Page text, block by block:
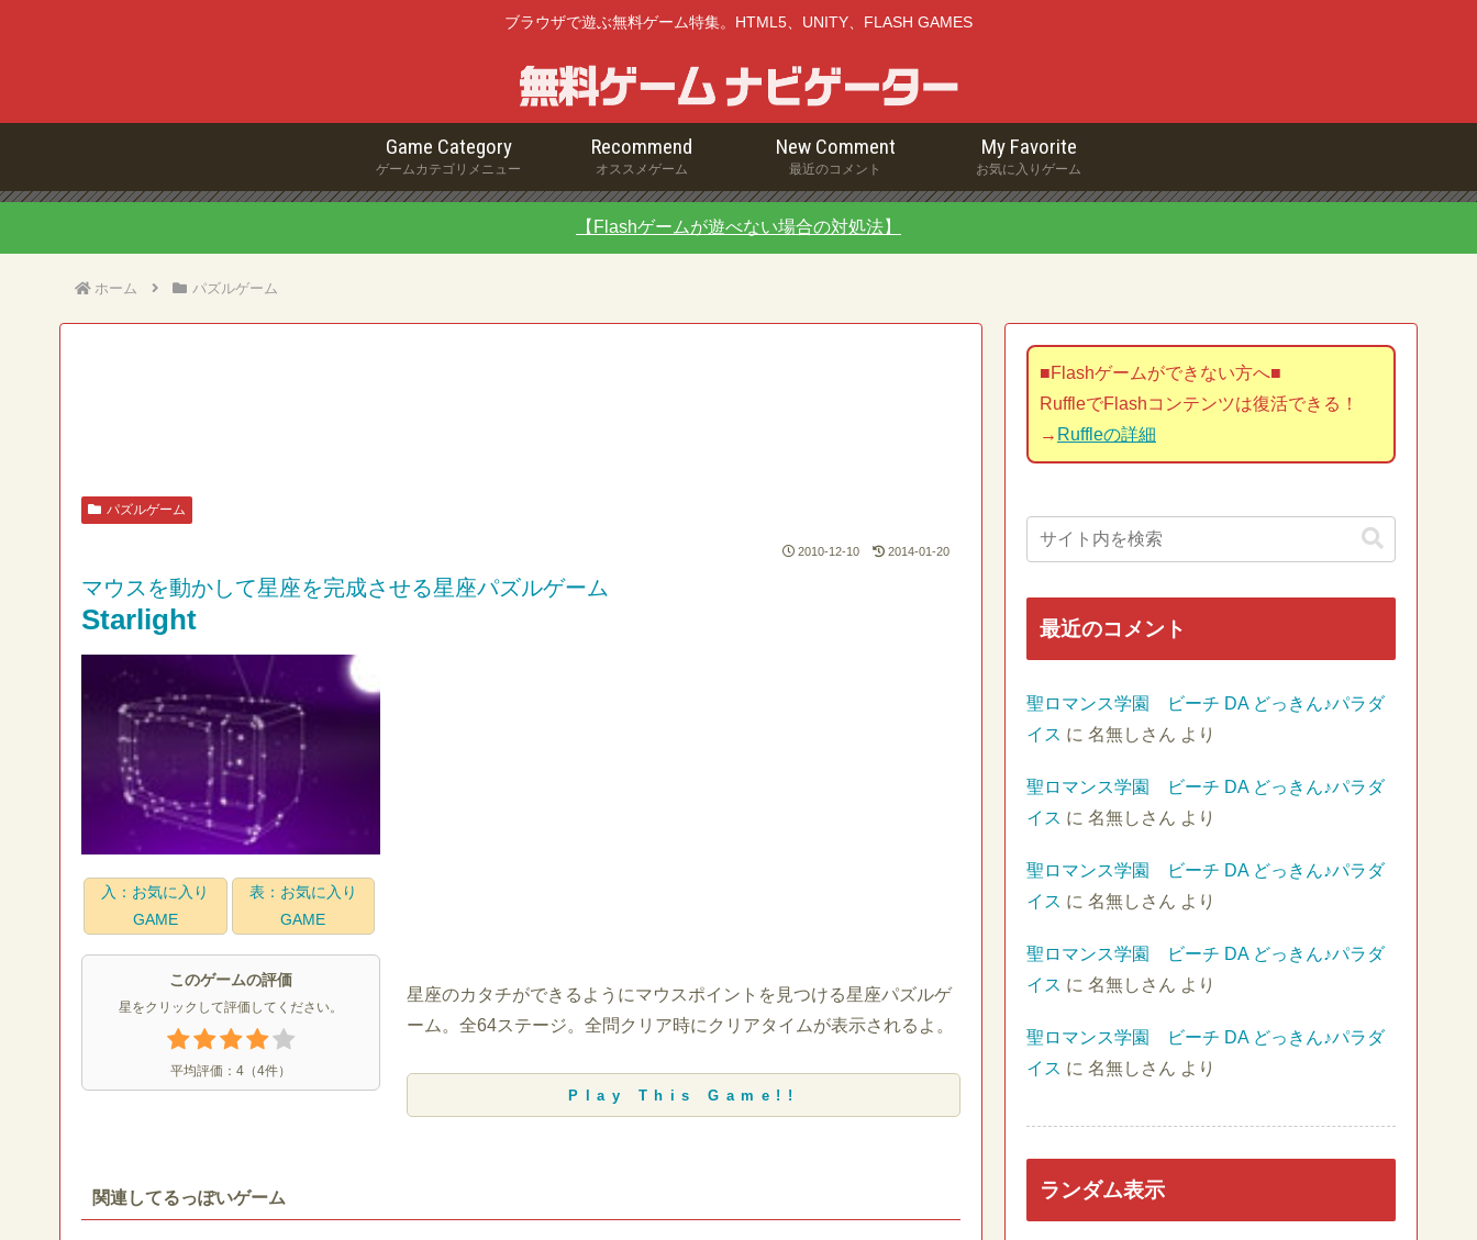
ブラウザで遊ぶ無料ゲーム特集。HTML5、UNITY、FLASH GAMES
Game Category
ゲームカテゴリメニュー
Recommend
オススメゲーム
New Comment
最近のコメント
My Favorite
お気に入りゲーム
【Flashゲームが遊べない場合の対処法】
ホーム パズルゲーム
パズルゲーム
2010-12-10 2014-01-20
マウスを動かして星座を完成させる星座パズルゲーム
Starlight
入：お気に入り
GAME
表：お気に入り
GAME
このゲームの評価
星をクリックして評価してください。
平均評価： 4 （4件）
星座のカタチができるようにマウスポイントを見つける星座パズルゲ
ーム。全64ステージ。全問クリア時にクリアタイムが表示されるよ。
Play This Game!!
関連してるっぽいゲーム
■Flashゲームができない方へ■
RuffleでFlashコンテンツは復活できる！
→ Ruffleの詳細
最近のコメント
聖ロマンス学園 ビーチ DA どっきん♪パラダ
イス に 名無しさん より
聖ロマンス学園 ビーチ DA どっきん♪パラダ
イス に 名無しさん より
聖ロマンス学園 ビーチ DA どっきん♪パラダ
イス に 名無しさん より
聖ロマンス学園 ビーチ DA どっきん♪パラダ
イス に 名無しさん より
聖ロマンス学園 ビーチ DA どっきん♪パラダ
イス に 名無しさん より
ランダム表示